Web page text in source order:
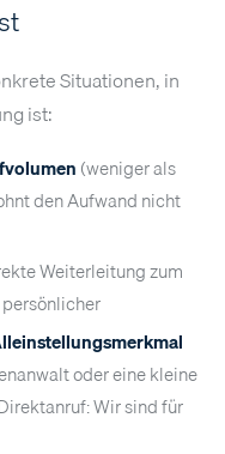
Situationen, in
ist:
(weniger als
den Aufwand nicht
Weiterleitung zum
oder eine kleine
Wir sind für